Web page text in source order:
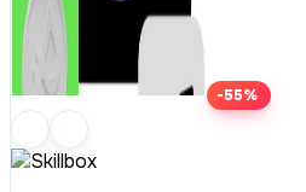
-55%